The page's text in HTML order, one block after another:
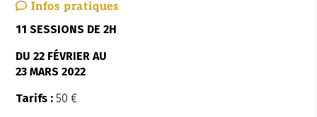
Infos pratiques
11 SESSIONS DE 2H
DU 22 FÉVRIER AU
23 MARS2022
Tarifs : 50 €